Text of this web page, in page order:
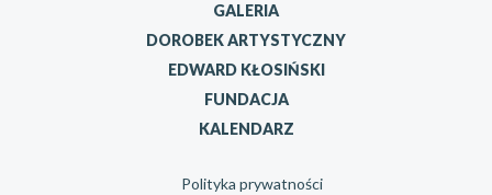
GALERIA
DOROBEK ARTYSTYCZNY
EDWARD KŁOSIŃSKI
FUNDACJA
KALENDARZ
Polityka prywatności